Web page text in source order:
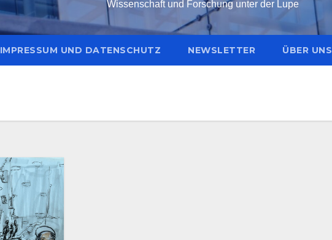
Wissenschaft und Forschung unter der Lupe
IMPRESSUM UND DATENSCHUTZ NEWSLETTER ÜBER UNS